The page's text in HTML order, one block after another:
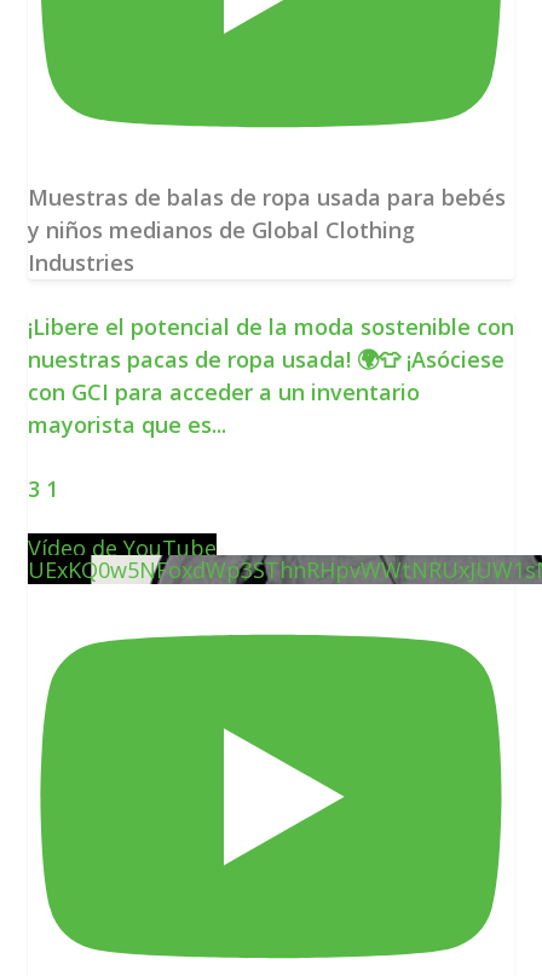
Muestras de balas de ropa usada para bebés
y niños medianos de Global Clothing
Industries
¡Libere el potencial de la moda sostenible con
nuestras pacas de ropa usada! 🌍👕 ¡Asóciese
con GCI para acceder a un inventario
mayorista que es...
3 1
Vídeo de YouTube